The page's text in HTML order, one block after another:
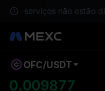
os serviços não estão
OFC/USDT
0.009877